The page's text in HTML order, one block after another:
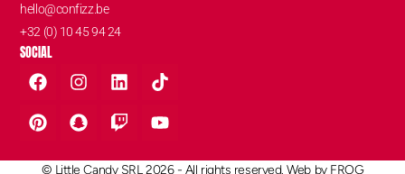
hello@confizz.be
+32 (0) 10 45 94 24
SOCIAL
© Little Candy SRL 2026 - All rights reserved. Web by FROG